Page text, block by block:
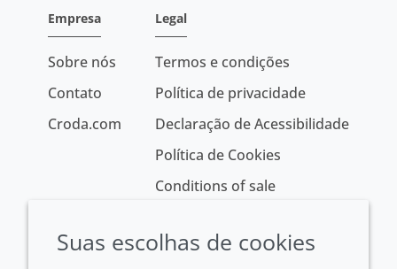
Empresa
Sobre nós
Contato
Croda.com
Legal
Termos e condições
Política de privacidade
Declaração de Acessibilidade
Política de Cookies
Conditions of sale
Suas escolhas de cookies